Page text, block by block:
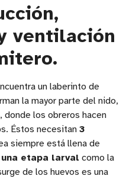
ventilación
un laberinto de
la mayor parte del nido,
, donde los obreros hacen
Éstos necesitan 3
siempre está llena de
etapa larval como la
de los huevos es una